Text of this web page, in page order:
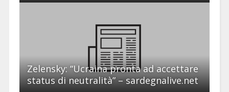
Zelensky: “Ucraina pronta ad accettare
status di neutralità” – sardegnalive.net